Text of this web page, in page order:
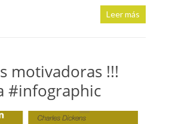
Leer más
motivadoras !!!
#infographic